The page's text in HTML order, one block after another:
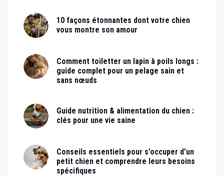
10 façons étonnantes dont votre chien
vous montre son amour
Comment toiletter un lapin à poils longs :
guide complet pour un pelage sain et
sans nœuds
Guide nutrition & alimentation du chien :
clés pour une vie saine
Conseils essentiels pour s’occuper d’un
petit chien et comprendre leurs besoins
spécifiques